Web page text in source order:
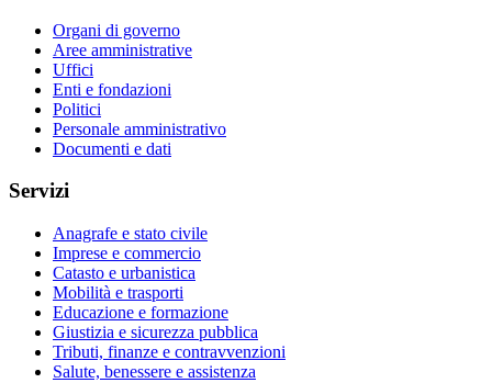
Organi di governo
Aree amministrative
Uffici
Enti e fondazioni
Politici
Personale amministrativo
Documenti e dati
Servizi
Anagrafe e stato civile
Imprese e commercio
Catasto e urbanistica
Mobilità e trasporti
Educazione e formazione
Giustizia e sicurezza pubblica
Tributi, finanze e contravvenzioni
Salute, benessere e assistenza